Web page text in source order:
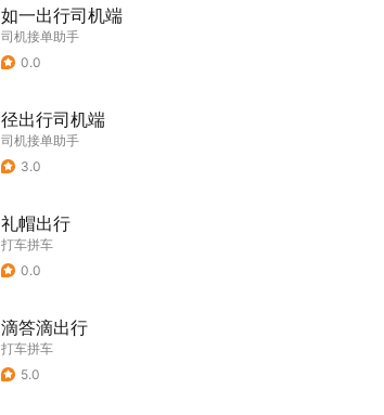
如一出行司机端
司机接单助手
0.0
径出行司机端
司机接单助手
3.0
礼帽出行
打车拼车
0.0
滴答滴出行
打车拼车
5.0